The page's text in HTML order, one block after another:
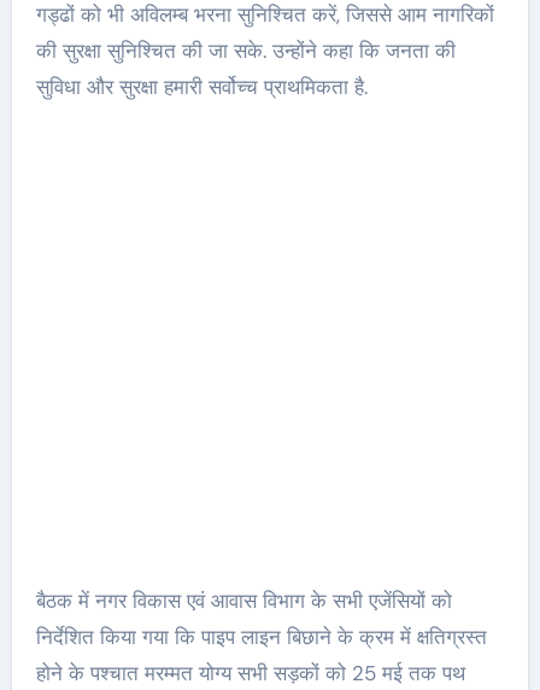
गड्ढों को भी अविलम्‍ब भरना सुनिश्चित करें, जिससे आम नागरिकों
की सुरक्षा सुनिश्चित की जा सके. उन्‍होंने कहा कि जनता की
सुविधा और सुरक्षा हमारी सर्वोच्च प्राथमिकता है.
बैठक में नगर विकास एवं आवास विभाग के सभी एजेंसियों को
निर्देशित किया गया कि पाइप लाइन बिछाने के क्रम में क्षतिग्रस्त
होने के पश्‍चात मरम्मत योग्य सभी सड़कों को 25 मई तक पथ